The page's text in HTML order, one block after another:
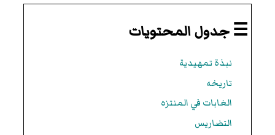
☰ جدول المحتويات
نبذة تمهيدية
تاريخه
الغابات في المنتزه
التضاريس